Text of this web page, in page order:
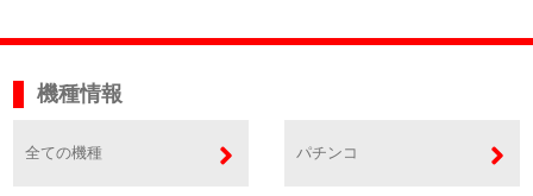
機種情報
全ての機種 パチンコ